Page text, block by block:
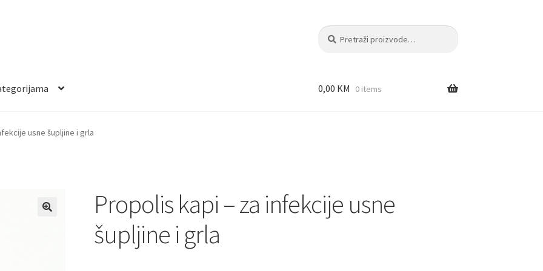
Pretraži:
Pretraži
0,00 KM 0 items
usne šupljine i grla
Propolis kapi – za infekcije usne
šupljine i grla